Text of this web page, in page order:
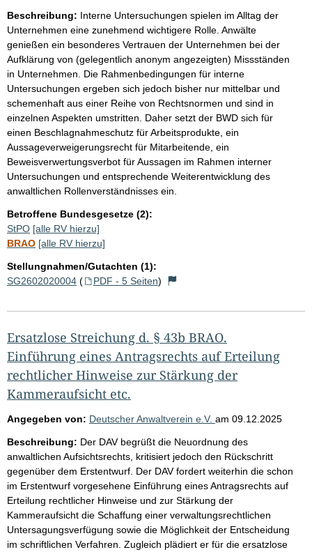
Beschreibung: Interne Untersuchungen spielen im Alltag der
Unternehmen eine zunehmend wichtigere Rolle. Anwälte
genießen ein besonderes Vertrauen der Unternehmen bei der
Aufklärung von (gelegentlich anonym angezeigten) Missständen
in Unternehmen. Die Rahmenbedingungen für interne
Untersuchungen ergeben sich jedoch bisher nur mittelbar und
schemenhaft aus einer Reihe von Rechtsnormen und sind in
einzelnen Aspekten umstritten. Daher setzt der BWD sich für
einen Beschlagnahmeschutz für Arbeitsprodukte, ein
Aussageverweigerungsrecht für Mitarbeitende, ein
Beweisverwertungsverbot für Aussagen im Rahmen interner
Untersuchungen und entsprechende Weiterentwicklung des
anwaltlichen Rollenverständnisses ein.
Betroffene Bundesgesetze (2):
StPO [alle RV hierzu]
BRAO [alle RV hierzu]
Stellungnahmen/Gutachten (1):
SG2602020004 ( PDF - 5 Seiten)
Ersatzlose Streichung d. § 43b BRAO.
Einführung eines Antragsrechts auf Erteilung
rechtlicher Hinweise zur Stärkung der
Kammeraufsicht etc.
Angegeben von: Deutscher Anwaltverein e.V. am 09.12.2025
Beschreibung: Der DAV begrüßt die Neuordnung des
anwaltlichen Aufsichtsrechts, kritisiert jedoch den Rückschritt
gegenüber dem Erstentwurf. Der DAV fordert weiterhin die schon
im Erstentwurf vorgesehene Einführung eines Antragsrechts auf
Erteilung rechtlicher Hinweise und zur Stärkung der
Kammeraufsicht die Schaffung einer verwaltungsrechtlichen
Untersagungsverfügung sowie die Möglichkeit der Entscheidung
im schriftlichen Verfahren. Zugleich plädiert er für die ersatzlose